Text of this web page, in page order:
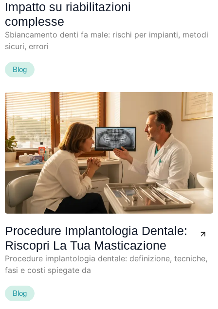
Impatto su riabilitazioni
complesse
Sbiancamento denti fa male: rischi per impianti, metodi
sicuri, errori
Blog
Procedure Implantologia Dentale:
Riscopri La Tua Masticazione
Procedure implantologia dentale: definizione, tecniche,
fasi e costi spiegate da
Blog